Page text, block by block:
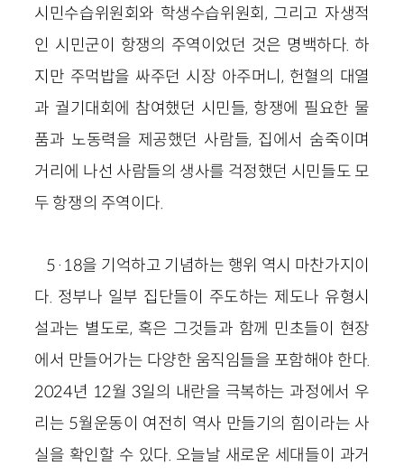
시민수습위원회와 학생수습위원회, 그리고 자생적
인 시민군이 항쟁의 주역이었던 것은 명백하다. 하
지만 주먹밥을 싸주던 시장 아주머니, 헌혈의 대열
과 궐기대회에 참여했던 시민들, 항쟁에 필요한 물
품과 노동력을 제공했던 사람들, 집에서 숨죽이며
거리에 나선 사람들의 생사를 걱정했던 시민들도 모
두 항쟁의 주역이다.
5·18을 기억하고 기념하는 행위 역시 마찬가지이
다. 정부나 일부 집단들이 주도하는 제도나 유형시
설과는 별도로, 혹은 그것들과 함께 민초들이 현장
에서 만들어가는 다양한 움직임들을 포함해야 한다.
2024년 12월 3일의 내란을 극복하는 과정에서 우
리는 5월운동이 여전히 역사 만들기의 힘이라는 사
실을 확인할 수 있다. 오늘날 새로운 세대들이 과거